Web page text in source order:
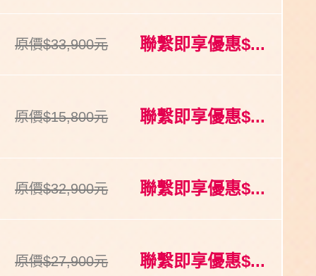
原價$33,900元 聯繫即享優惠$...
原價$15,800元 聯繫即享優惠$...
原價$32,900元 聯繫即享優惠$...
原價$27,900元 聯繫即享優惠$...